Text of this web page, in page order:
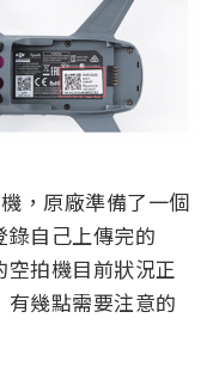
，原廠準備了一個
錄自己上傳完的
空拍機目前狀況正
幾點需要注意的